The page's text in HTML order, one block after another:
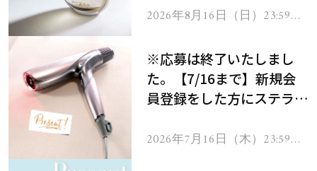
2026年8月16日（日）23:59ま
※応募は終了いたしまし
た。【7/16まで】新規会
員登録をした方にステラボ
ヘアドライヤー ジュエル
2026年7月16日（木）23:59ま